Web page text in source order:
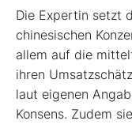
Die Expertin setzt
chinesischen
allem auf die
ihren
laut eigenen
Konsens. Zudem